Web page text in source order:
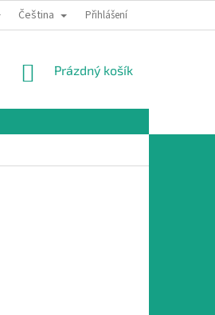
Čeština Přihlášení
NÁKUPNÍ
Prázdný košík